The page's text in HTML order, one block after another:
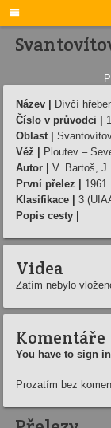

Název |
Dívčí
Číslo v průvodci |
1
Oblast |
Věž |
Ploutev –
Autor |
V. Bartoš,
První přelez |
1961
Klasifikace |
3
Popis cesty |
Videa
Zatím nebylo
Komentáře
You have to sign
Prozatím bez